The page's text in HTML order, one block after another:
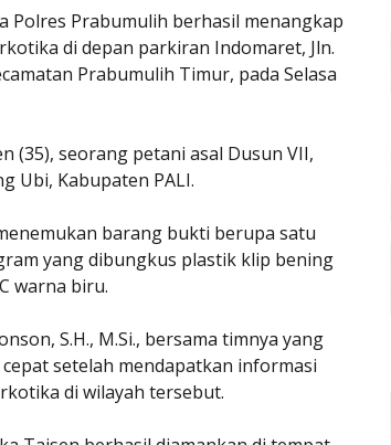
Polres Prabumulih berhasil menangkap
di depan parkiran Indomaret, Jln.
Prabumulih Timur, pada Selasa
(35), seorang petani asal Dusun VII,
Ubi, Kabupaten PALI.
barang bukti berupa satu
yang dibungkus plastik klip bening
warna biru.
S.H., M.Si., bersama timnya yang
setelah mendapatkan informasi
di wilayah tersebut.